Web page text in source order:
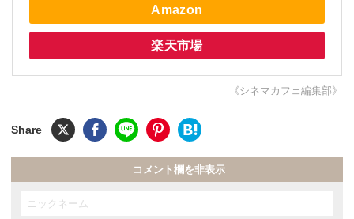
Amazon
楽天市場
《シネマカフェ編集部》
コメント欄を非表示